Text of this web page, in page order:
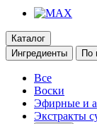
Каталог
Ингредиенты
По
Все
Воски
Эфирные и
Экстракты